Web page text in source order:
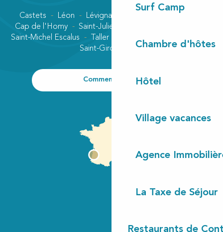
Surf Camp
Chambre d'hôtes
Hôtel
Village vacances
Agence
La Taxe de Séjour
Restaurants de
Castets Léon Lévignacq
Cap de l'Homy
Saint-Julien-en-Born
Saint-Michel Escalus
Taller
Saint-Girons plage
Comment venir ?